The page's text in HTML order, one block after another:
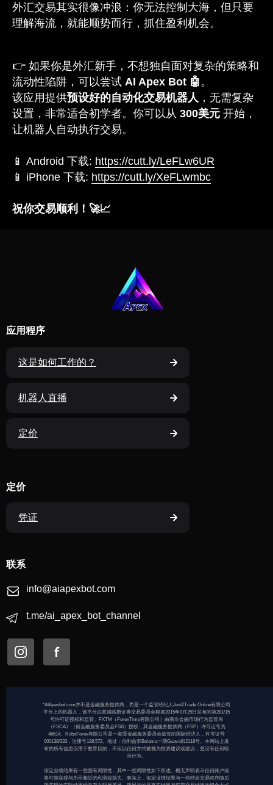
外汇交易其实很像冲浪：你无法控制大海，但只要
理解海流，就能顺势而行，抓住盈利机会。
👉 如果你是外汇新手，不想独自面对复杂的策略和
流动性陷阱，可以尝试 AI Apex Bot 🤖 。
该应用提供预设好的自动化交易机器人 ，无需复杂
设置，非常适合初学者。你可以从 300美元 开始，
让机器人自动执行交易。
📱 Android 下载: https://cutt.ly/LeFLw6UR
📱 iPhone 下载: https://cutt.ly/XeFLwmbc
祝你交易顺利！🚀📈
应用程序
这是如何工作的？
定价
联系
“AIApexbot.com并不是金融服务提供商，而是一个监管经纪人Just2Trade Online有限公司
平台上的机器人，该平台由塞浦路斯证券交易委员会根据2015年9月25日发布的第281/15
号许可证授权和监管。FXTM（ForexTime有限公司）由南非金融市场行为监管局
（FSCA）（前金融服务委员会FSB）授权，其金融服务提供商（FSP）许可证号为
46614。RoboForex有限公司是一家受金融服务委员会监管的国际经济人，许可证号
000138/333，注册号128.572。地址：伯利兹市Belama一期Guava街2118号。本网站上发
布的所有信息仅用于教育目的，不应以任何方式被视为投资建议或建议，更没有任何暗
示行为。
假定业绩结果有一些固有局限性，其中一些局限性如下所述。概无声明表示任何账户或
将可能实现与所示相近的利润或损失。事实上，假定业绩结果与一些特定交易程序随后
info@aiapexbot.com
t.me/ai_apex_bot_channel
机器人直播
定价
凭证